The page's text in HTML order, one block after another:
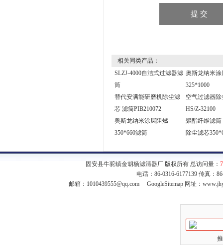
相关同类产品：
SLZJ-4000自洁式过滤器滤
筒
奥斯龙纳米
325*1000
替代安满能研磨机除尘滤
芯 滤筒PIB210072
空气过滤器
HS/Z-32100
奥斯龙纳米涂层阻燃
350*660滤筒
聚酯纤维滤筒
除尘滤芯
固安县牛驼镇金胡杨滤清器厂 版权所有 总访问量：
电话：86-0316-6177139 传真：
邮箱： 1010439555@qq.com GoogleSitemap网址：